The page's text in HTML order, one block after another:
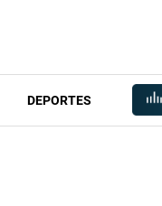
DEPORTES